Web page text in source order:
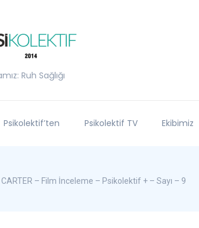
Ruh Sağlığı
Psikolektif’ten Psikolektif TV Ekibimiz
CARTER – Film İnceleme – Psikolektif + – Sayı – 9